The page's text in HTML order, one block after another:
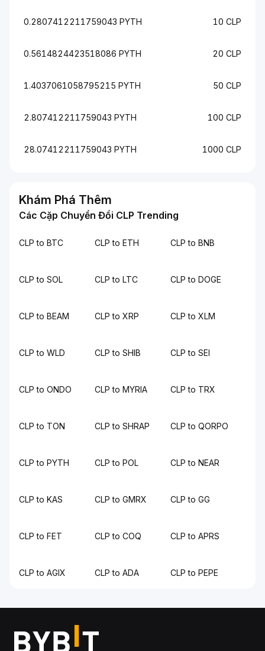
0.2807412211759043 PYTH 10 CLP
0.5614824423518086 PYTH 20 CLP
1.4037061058795215 PYTH 50 CLP
2.807412211759043 PYTH 100 CLP
28.07412211759043 PYTH 1000 CLP
Khám Phá Thêm
Các Cặp Chuyển Đổi CLP Trending
CLP to BTC CLP to ETH CLP to BNB
CLP to SOL CLP to LTC CLP to DOGE
CLP to BEAM CLP to XRP CLP to XLM
CLP to WLD CLP to SHIB CLP to SEI
CLP to ONDO CLP to MYRIA CLP to TRX
CLP to TON CLP to SHRAP CLP to QORPO
CLP to PYTH CLP to POL CLP to NEAR
CLP to KAS CLP to GMRX CLP to GG
CLP to FET CLP to COQ CLP to APRS
CLP to AGIX CLP to ADA CLP to PEPE